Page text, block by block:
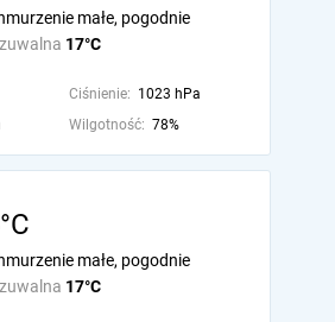
17°C
małe, pogodnie
Ciśnienie: 1023 hPa
Wilgotność: 78%
17°C
małe, pogodnie